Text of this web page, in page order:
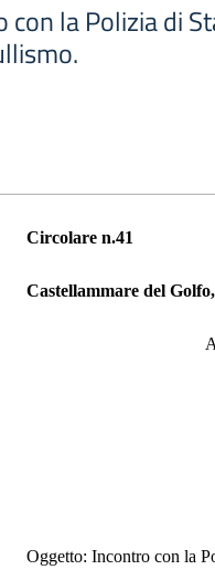
con la Polizia di
Circolare n.41
Castellammare del Golfo,
Oggetto: Incontro con la